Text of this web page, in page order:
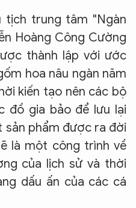
tịch trung tâm "Ngàn
Hoàng Công Cường
thành lập với ước
hoa nâu ngàn năm
kiến tạo nên các bộ
đồ gia bảo để lưu lại
sản phẩm được ra đời
là một công trình về
của lịch sử và thời
dấu ấn của các cá